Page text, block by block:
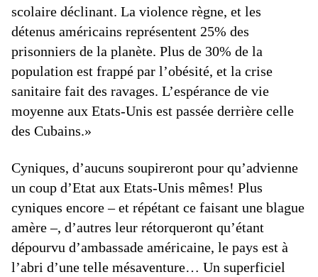
scolaire déclinant. La violence règne, et les
détenus américains représentent 25% des
prisonniers de la planète. Plus de 30% de la
population est frappé par l’obésité, et la crise
sanitaire fait des ravages. L’espérance de vie
moyenne aux Etats-Unis est passée derrière celle
des Cubains.»
Cyniques, d’aucuns soupireront pour qu’advienne
un coup d’Etat aux Etats-Unis mêmes! Plus
cyniques encore – et répétant ce faisant une blague
amère –, d’autres leur rétorqueront qu’étant
dépourvu d’ambassade américaine, le pays est à
l’abri d’une telle mésaventure… Un superficiel